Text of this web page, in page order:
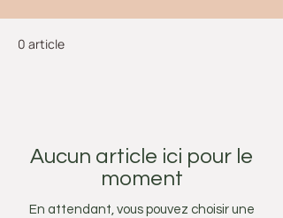
0 article
Aucun article ici pour le
moment
En attendant, vous pouvez choisir une